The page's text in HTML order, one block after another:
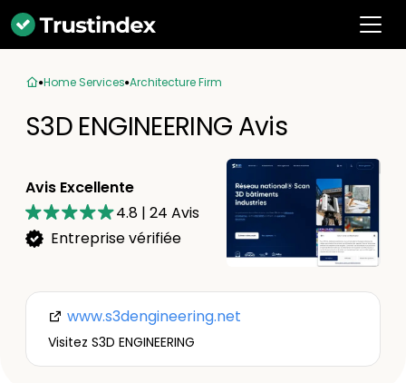
Home Services Architecture Firm
S3D ENGINEERING Avis
Avis Excellente
4.8 | 24 Avis
Entreprise vérifiée
www.s3dengineering.net
Visitez S3D ENGINEERING